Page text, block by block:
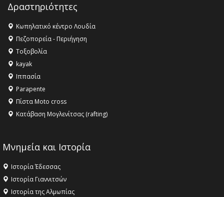
16:27 - Όλυμπος: Εντάχθηκε στον Κατάλογο Παγκόσμιας
Κληρονομιάς της UNESCO – Ομόφωνη η απόφαση Ο
Όλυμπος αναγνωρίστηκε ως φυσικό και πολιτιστικό
αγαθό εξέχουσας οικουμενικής αξίας για την
ανθρωπότητα
16:18 -
ΣΤΗΝ ΕΔΕΣΣΑ
Δραστηριότητες
Κωπηλατικό κέντρο Λουδία
Πεζοπορεία - Περιήγηση
Τοξοβολία
kayak
Ιππασία
Parapente
Πίστα Moto cross
Κατάβαση Μογλενίτσας (rafting)
Μνημεία και Ιστορία
Ιστορία Έδεσσας
Ιστορία Γιαννιτσών
Ιστορία της Αλμωπίας